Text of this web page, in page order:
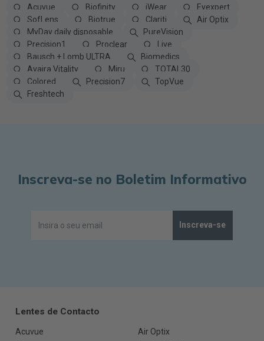
Acuvue
Biofinity iWear
Eyexpert
SofLens
Biotrue Clariti
Air Optix
MyDay daily disposable
PureVision
Precision1
Proclear
Live
Bausch + Lomb ULTRA
Biomedics
Avaira Vitality
Miru
TOTAL30
Colored
Precision7
TopVue
Freshtech
Inscreva-se no Boletim Informativo
Inscreva-se
Lentes de Contacto
Acuvue
Air Optix